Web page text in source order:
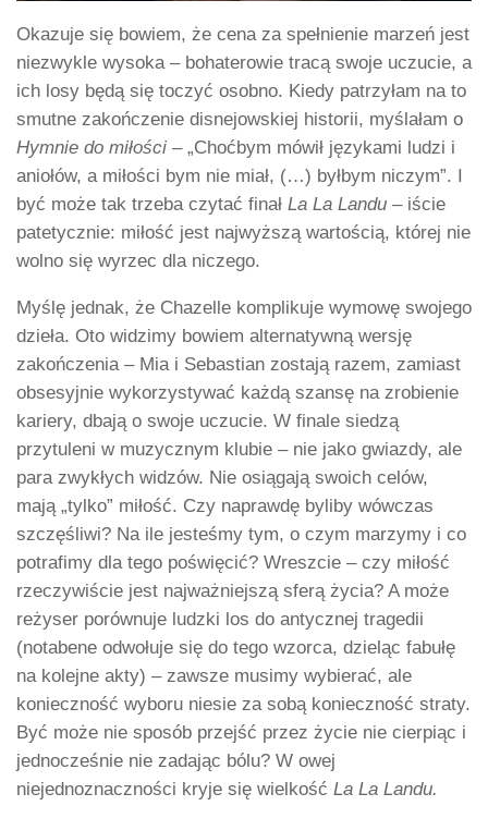
Okazuje się bowiem, że cena za spełnienie marzeń jest
niezwykle wysoka – bohaterowie tracą swoje uczucie, a
ich losy będą się toczyć osobno. Kiedy patrzyłam na to
smutne zakończenie disnejowskiej historii, myślałam o
Hymnie do miłości – „Choćbym mówił językami ludzi i
aniołów, a miłości bym nie miał, (…) byłbym niczym”. I
być może tak trzeba czytać finał La La Landu – iście
patetycznie: miłość jest najwyższą wartością, której nie
wolno się wyrzec dla niczego.
Myślę jednak, że Chazelle komplikuje wymowę swojego
dzieła. Oto widzimy bowiem alternatywną wersję
zakończenia – Mia i Sebastian zostają razem, zamiast
obsesyjnie wykorzystywać każdą szansę na zrobienie
kariery, dbają o swoje uczucie. W finale siedzą
przytuleni w muzycznym klubie – nie jako gwiazdy, ale
para zwykłych widzów. Nie osiągają swoich celów,
mają „tylko” miłość. Czy naprawdę byliby wówczas
szczęśliwi? Na ile jesteśmy tym, o czym marzymy i co
potrafimy dla tego poświęcić? Wreszcie – czy miłość
rzeczywiście jest najważniejszą sferą życia? A może
reżyser porównuje ludzki los do antycznej tragedii
(notabene odwołuje się do tego wzorca, dzieląc fabułę
na kolejne akty) – zawsze musimy wybierać, ale
konieczność wyboru niesie za sobą konieczność straty.
Być może nie sposób przejść przez życie nie cierpiąc i
jednocześnie nie zadając bólu? W owej
niejednoznaczności kryje się wielkość La La Landu.